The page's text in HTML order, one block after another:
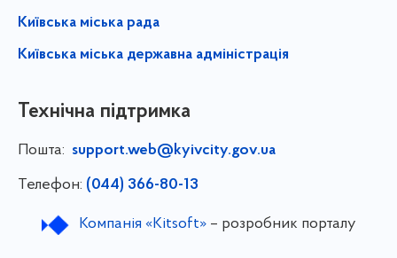
Київська міська рада
Київська міська державна адміністрація
Технічна підтримка
Пошта: support.web@kyivcity.gov.ua
Телефон: (044) 366-80-13
Компанія «Kitsoft»– розробник порталу